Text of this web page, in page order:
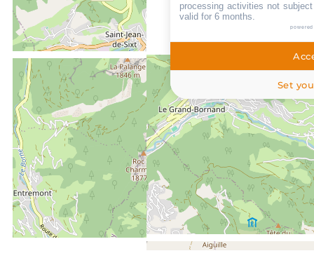
ENTFERNT :
500 m
Die Touristen-Information in Le Grand-Bornand Village
700 m
vom Freizeitpark aus
200 m
Des Stoppens Schiffchen im Sommer
processing activities not
valid for 6 months.
Set